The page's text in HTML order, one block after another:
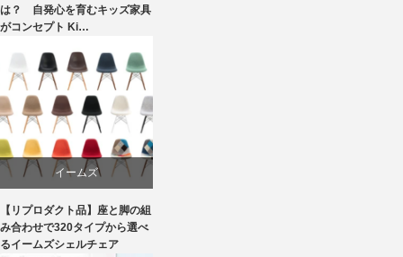
椅子
は？ 自発心を育むキッズ家具
がコンセプト Ki…
イームズ
ダイニング
【リプロダクト品】座と脚の組
み合わせで320タイプから選べ
るイームズシェルチェア